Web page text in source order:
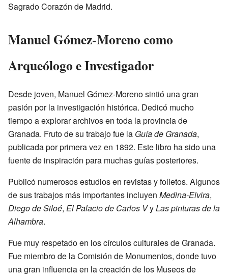
Sagrado Corazón de Madrid.
Manuel Gómez-Moreno como
Arqueólogo e Investigador
Desde joven, Manuel Gómez-Moreno sintió una gran
pasión por la investigación histórica. Dedicó mucho
tiempo a explorar archivos en toda la provincia de
Granada. Fruto de su trabajo fue la Guía de Granada,
publicada por primera vez en 1892. Este libro ha sido una
fuente de inspiración para muchas guías posteriores.
Publicó numerosos estudios en revistas y folletos. Algunos
de sus trabajos más importantes incluyen Medina-Elvira,
Diego de Siloé, El Palacio de Carlos VyLas pinturas de la
Alhambra.
Fue muy respetado en los círculos culturales de Granada.
Fue miembro de la Comisión de Monumentos, donde tuvo
una gran influencia en la creación de los Museos de